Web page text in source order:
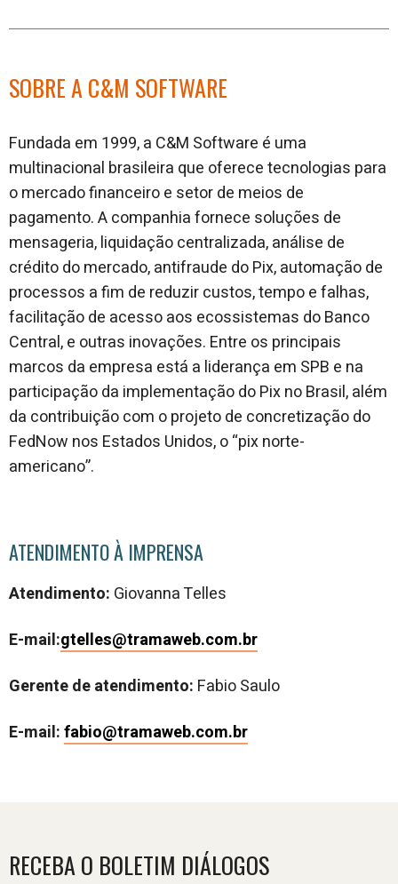
SOBRE A C&M SOFTWARE
Fundada em 1999, a C&M Software é uma
multinacional brasileira que oferece tecnologias para
o mercado financeiro e setor de meios de
pagamento. A companhia fornece soluções de
mensageria, liquidação centralizada, análise de
crédito do mercado, antifraude do Pix, automação de
processos a fim de reduzir custos, tempo e falhas,
facilitação de acesso aos ecossistemas do Banco
Central, e outras inovações. Entre os principais
marcos da empresa está a liderança em SPB e na
participação da implementação do Pix no Brasil, além
da contribuição com o projeto de concretização do
FedNow nos Estados Unidos, o “pix norte-
americano”.
ATENDIMENTO À IMPRENSA
Atendimento: Giovanna Telles
E-mail:gtelles@tramaweb.com.br
Gerente de atendimento: Fabio Saulo
E-mail:fabio@tramaweb.com.br
RECEBA O BOLETIM DIÁLOGOS